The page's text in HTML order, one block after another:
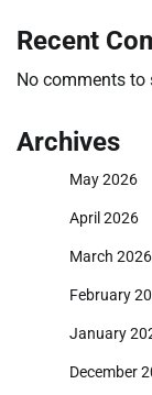
Recent
No comments to
Archives
May 2026
April 2026
March 2026
February
January
December